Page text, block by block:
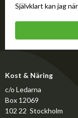
Självklart kan jag
Kost & Näring
c/o Ledarna
Box 12069
102 22 Stockholm